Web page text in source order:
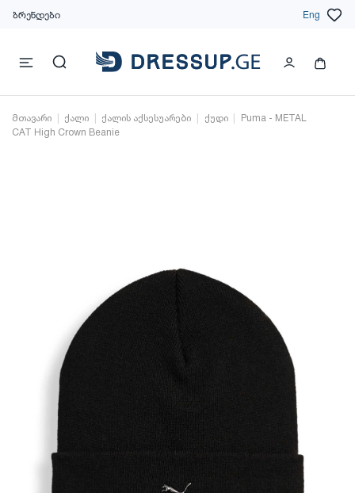
ბრენდები Eng
მთავარი ქალი ქალის აქსესუარები ქუდი
Puma - METAL
CAT High Crown Beanie